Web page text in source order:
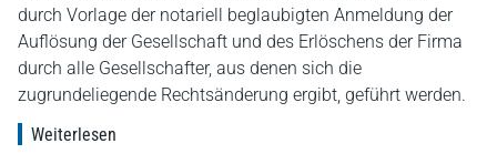
durch Vorlage der notariell beglaubigten Anmeldung der
Auflösung der Gesellschaft und des Erlöschens der Firma
durch alle Gesellschafter, aus denen sich die
zugrundeliegende Rechtsänderung ergibt, geführt werden.
Weiterlesen